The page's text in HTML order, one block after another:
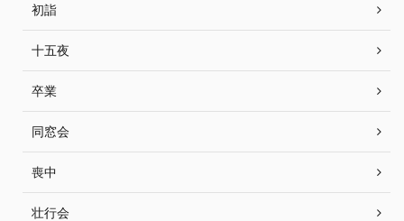
初詣
十五夜
卒業
同窓会
喪中
壮行会